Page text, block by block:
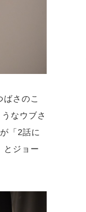
さのこ
なウブさ
「2話に
とジョー